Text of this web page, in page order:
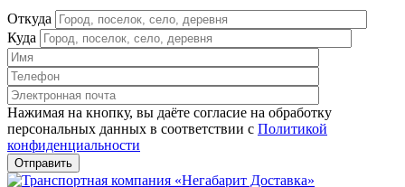
Откуда
Куда
Нажимая на кнопку, вы даёте согласие на обработку
персональных данных в соответствии c Политикой
конфиденциальности